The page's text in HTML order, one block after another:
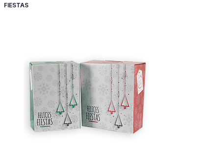
FIESTAS